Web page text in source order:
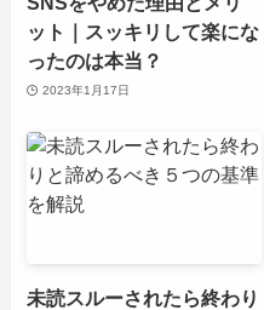
ット｜スッキリして楽にな
ったのは本当？
2023年1月17日
未読スルーされたら終わり